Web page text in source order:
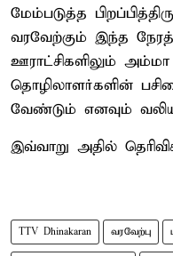
மேம்படுத்த
வரவேற்கும் இந்த
ஊராட்சிகளிலும்
தொழிலாளர்களின்
வேண்டும் எனவும்
இவ்வாறு அதில்
TTV Dhinakaran வரவேற்பு